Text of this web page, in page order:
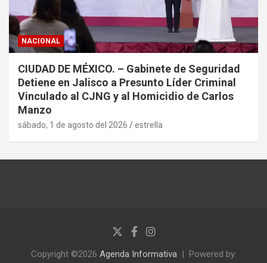
NACIONAL
CIUDAD DE MÉXICO. – Gabinete de Seguridad
Detiene en Jalisco a Presunto Líder Criminal
Vinculado al CJNG y al Homicidio de Carlos
Manzo
sábado, 1 de agosto del 2026 estrella
Copyright ©2026 Agenda Informativa Powered by: